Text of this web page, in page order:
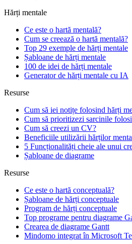
Hărți mentale
Ce este o hartă mentală?
Cum se creează o hartă mentală?
Top 29 exemple de hărți mentale
Șabloane de hărți mentale
100 de idei de hărți mentale
Generator de hărți mentale cu IA
Resurse
Cum să iei notițe folosind hărți
Cum să prioritizezi sarcinile
Cum să creezi un CV?
Beneficiile utilizării hărților
5 Funcționalități cheie ale unui
Șabloane de diagrame
Resurse
Ce este o hartă conceptuală?
Șabloane de hărți conceptuale
Program de hărți conceptuale
Top programe pentru diagrame
Crearea de diagrame Gantt
Mindomo integrat în Microsoft